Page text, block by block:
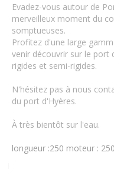
Evadez-vous autour de
merveilleux moment du
somptueuses.
Profitez d'une large
venir découvrir sur le port
rigides et semi-rigides.
N'hésitez pas à nous
du port d'Hyères.
À très bientôt sur l'eau.
longueur :250 moteur : 250